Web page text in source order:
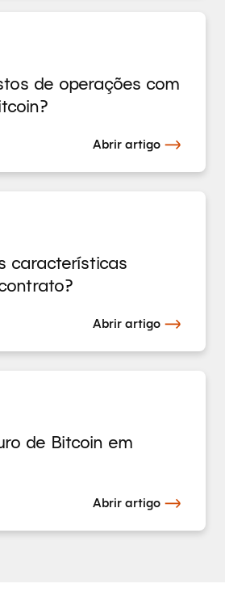
de operações com
Abrir artigo
características
Abrir artigo
de Bitcoin em
Abrir artigo